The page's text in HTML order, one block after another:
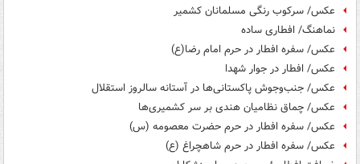
عکس/ سرکوب رنگی مسلمانان کشمیر
نماهنگ/ افطاری ساده
عکس/ سفره افطار در حرم امام رضا(ع)
عکس/ افطار در جوار شهدا
عکس/ جنب‌وجوش پاکستانی‌ها در آستانه سالروز استقلال
عکس/ چماق نظامیان هندی بر سر کشمیری‌ها
عکس/ سفره افطار در حرم حضرت معصومه (س)
عکس/ سفره افطار در حرم شاهچراغ (ع)